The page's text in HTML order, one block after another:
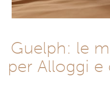
Guelph: le
per Alloggi e